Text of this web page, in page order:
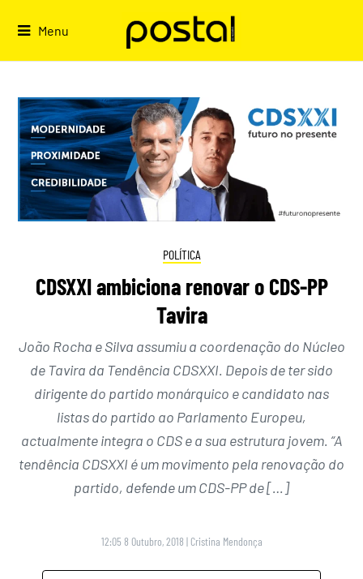
Menu
POLÍTICA
CDSXXI ambiciona renovar o CDS-PP
Tavira
João Rocha e Silva assumiu a coordenação do Núcleo
de Tavira da Tendência CDSXXI. Depois de ter sido
dirigente do partido monárquico e candidato nas
listas do partido ao Parlamento Europeu,
actualmente integra o CDS e a sua estrutura jovem. “A
tendência CDSXXI é um movimento pela renovação do
partido, defende um CDS-PP de […]
12:05 8 Outubro, 2018 | Cristina Mendonça